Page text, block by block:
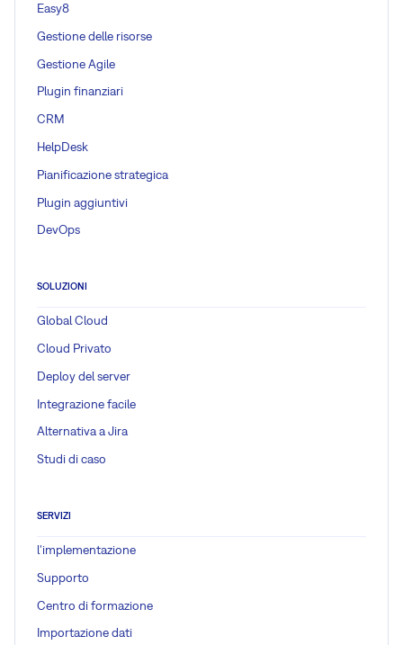
Easy8
Gestione delle risorse
Gestione Agile
Plugin finanziari
CRM
HelpDesk
Pianificazione strategica
Plugin aggiuntivi
DevOps
SOLUZIONI
Global Cloud
Cloud Privato
Deploy del server
Integrazione facile
Alternativa a Jira
Studi di caso
SERVIZI
l'implementazione
Supporto
Centro di formazione
Importazione dati